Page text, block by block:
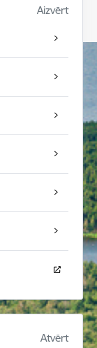
Aizvērt
Atvērt